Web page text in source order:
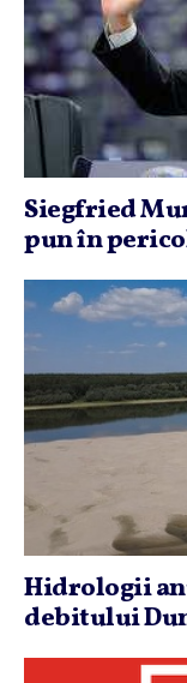
Siegfried
pun în
Hidrologii
debitului